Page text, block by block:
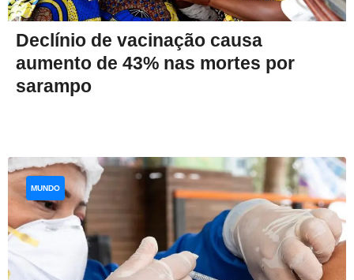
Declínio de vacinação causa
aumento de 43% nas mortes por
sarampo
MUNDO